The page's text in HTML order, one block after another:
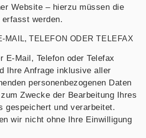
Website – hierzu müssen die
werden.
MAIL, TELEFON ODER TELEFAX
E-Mail, Telefon oder Telefax
Ihre Anfrage inklusive aller
personenbezogenen Daten
Zwecke der Bearbeitung Ihres
gespeichert und verarbeitet.
wir nicht ohne Ihre Einwilligung